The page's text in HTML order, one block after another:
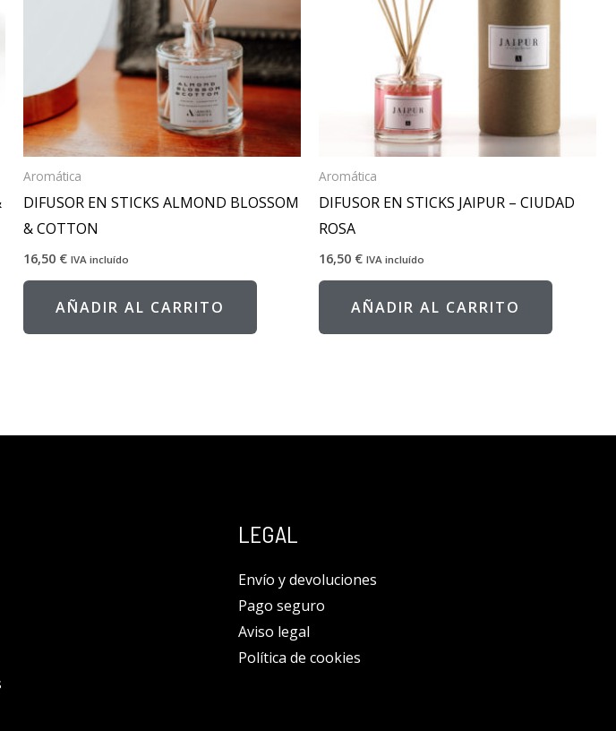
Aromática
DIFUSOR EN STICKS ALMOND BLOSSOM
& COTTON
16,50 € IVA incluído
AÑADIR AL CARRITO
Aromática
DIFUSOR EN STICKS JAIPUR – CIUDAD
ROSA
16,50 € IVA incluído
AÑADIR AL CARRITO
LEGAL
Envío y devoluciones
Pago seguro
Aviso legal
Política de cookies